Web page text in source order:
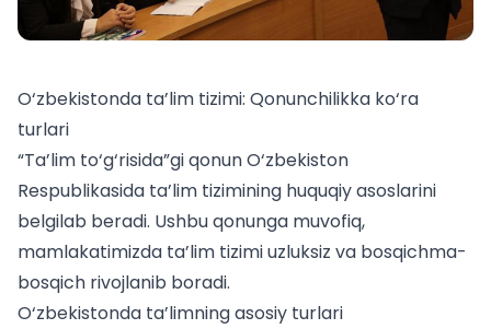
O‘zbekistonda ta’lim tizimi: Qonunchilikka ko‘ra
turlari
“Ta’lim to‘g‘risida”gi qonun O‘zbekiston
Respublikasida ta’lim tizimining huquqiy asoslarini
belgilab beradi. Ushbu qonunga muvofiq,
mamlakatimizda ta’lim tizimi uzluksiz va bosqichma-
bosqich rivojlanib boradi.
O‘zbekistonda ta’limning asosiy turlari